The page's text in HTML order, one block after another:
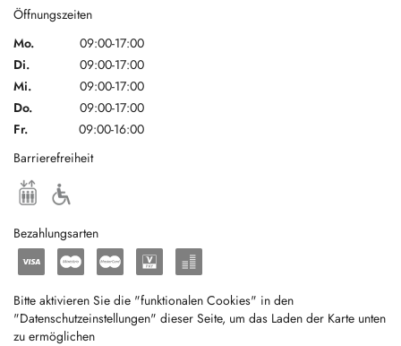
Öffnungszeiten
Mo.
09:00-17:00
Di.
09:00-17:00
Mi.
09:00-17:00
Do.
09:00-17:00
Fr.
09:00-16:00
Barrierefreiheit
Bezahlungsarten
Bitte aktivieren Sie die "funktionalen Cookies" in den
"Datenschutzeinstellungen" dieser Seite, um das Laden der Karte unten
zu ermöglichen